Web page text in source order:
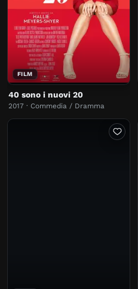
FILM
40 sono i nuovi 20
2017 · Commedia / Dramma